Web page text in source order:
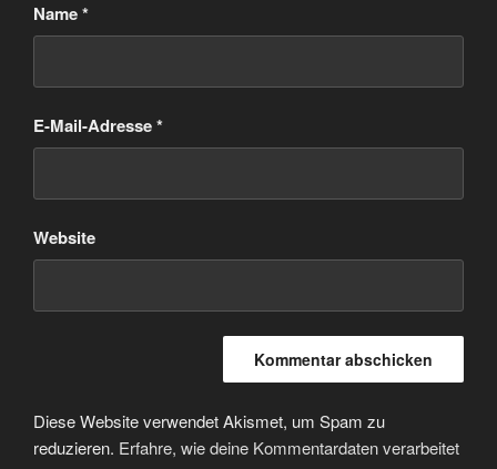
Name*
E-Mail-Adresse*
Website
Diese Website verwendet Akismet, um Spam zu
reduzieren. Erfahre, wie deine Kommentardaten verarbeitet